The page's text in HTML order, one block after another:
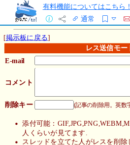
有料機能についてはこちら！
通常